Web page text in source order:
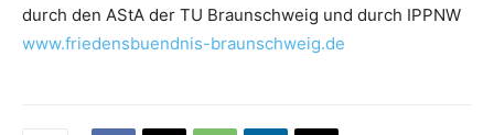
durch den AStA der TU Braunschweig und durch IPPNW
www.friedensbuendnis-braunschweig.de